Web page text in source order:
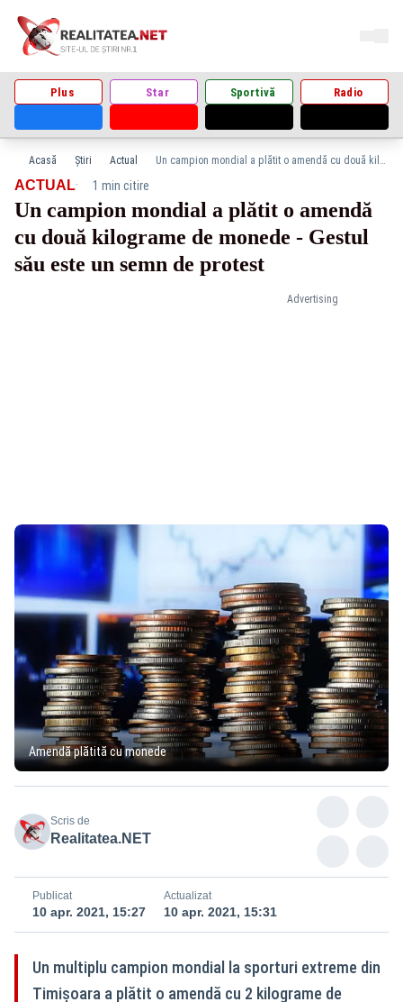
Plus Star Sportivă Radio
Acasă Știri Actual Un campion mondial a plătit o amendă cu două kilograme de monede - Gestul său este un semn de protest
Advertising
ACTUAL· 1 min citire
Un campion mondial a plătit o amendă
cu două kilograme de monede - Gestul
său este un semn de protest
Amendă plătită cu monede
Scris de
Realitatea.NET
Publicat
10 apr. 2021, 15:27
Actualizat
10 apr. 2021, 15:31
Un multiplu campion mondial la sporturi extreme din
Timișoara a plătit o amendă cu 2 kilograme de